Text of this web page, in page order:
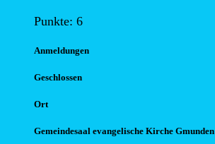
Punkte: 6
Anmeldungen
Geschlossen
Ort
Gemeindesaal evangelische Kirche Gmunden